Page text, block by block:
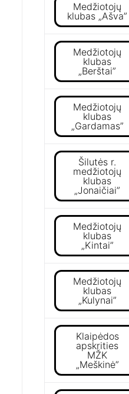
Medžiotojų
klubas „Ašva”
Medžiotojų
klubas
„Berštai”
Medžiotojų
klubas
„Gardamas”
Šilutės r.
medžiotojų
klubas
„Jonaičiai”
Medžiotojų
klubas
„Kintai”
Medžiotojų
klubas
„Kulynai”
Klaipėdos
apskrities
MŽK
„Meškinė”